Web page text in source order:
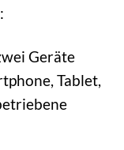
Geräte
Tablet,